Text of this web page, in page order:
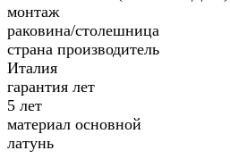
монтаж
раковина/столешница
страна производитель
Италия
гарантия лет
5 лет
материал основной
латунь